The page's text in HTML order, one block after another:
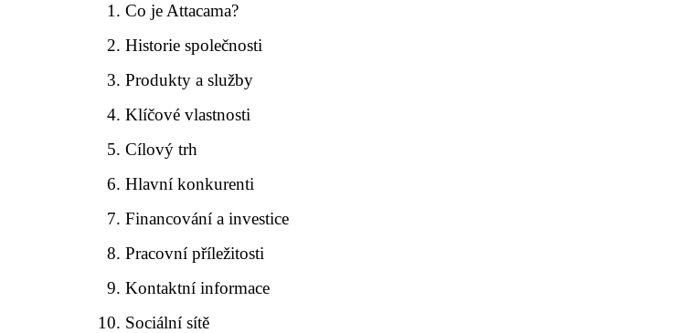
Co je Attacama?
Historie společnosti
Produkty a služby
Klíčové vlastnosti
Cílový trh
Hlavní konkurenti
Financování a investice
Pracovní příležitosti
Kontaktní informace
Sociální sítě